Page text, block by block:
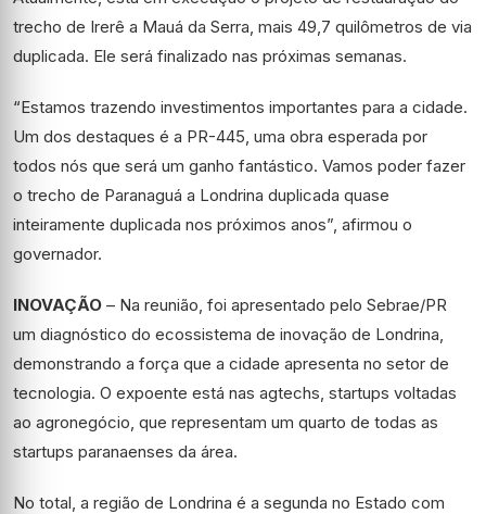
trecho de Irerê a Mauá da Serra, mais 49,7 quilômetros de via
duplicada. Ele será finalizado nas próximas semanas.
“Estamos trazendo investimentos importantes para a cidade.
Um dos destaques é a PR-445, uma obra esperada por
todos nós que será um ganho fantástico. Vamos poder fazer
o trecho de Paranaguá a Londrina duplicada quase
inteiramente duplicada nos próximos anos”, afirmou o
governador.
INOVAÇÃO – Na reunião, foi apresentado pelo Sebrae/PR
um diagnóstico do ecossistema de inovação de Londrina,
demonstrando a força que a cidade apresenta no setor de
tecnologia. O expoente está nas agtechs, startups voltadas
ao agronegócio, que representam um quarto de todas as
startups paranaenses da área.
No total, a região de Londrina é a segunda no Estado com